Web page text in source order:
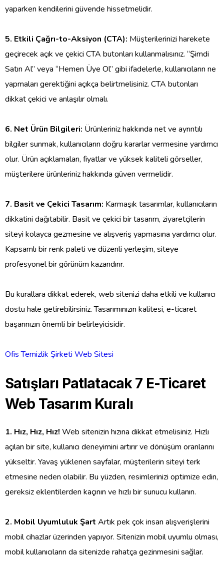
yaparken kendilerini güvende hissetmelidir.
5. Etkili Çağrı-to-Aksiyon (CTA): Müşterilerinizi harekete
geçirecek açık ve çekici CTA butonları kullanmalısınız. “Şimdi
Satın Al” veya “Hemen Üye Ol” gibi ifadelerle, kullanıcıların ne
yapmaları gerektiğini açıkça belirtmelisiniz. CTA butonları
dikkat çekici ve anlaşılır olmalı.
6. Net Ürün Bilgileri: Ürünleriniz hakkında net ve ayrıntılı
bilgiler sunmak, kullanıcıların doğru kararlar vermesine yardımcı
olur. Ürün açıklamaları, fiyatlar ve yüksek kaliteli görseller,
müşterilere ürünleriniz hakkında güven vermelidir.
7. Basit ve Çekici Tasarım: Karmaşık tasarımlar, kullanıcıların
dikkatini dağıtabilir. Basit ve çekici bir tasarım, ziyaretçilerin
siteyi kolayca gezmesine ve alışveriş yapmasına yardımcı olur.
Kapsamlı bir renk paleti ve düzenli yerleşim, siteye
profesyonel bir görünüm kazandırır.
Bu kurallara dikkat ederek, web sitenizi daha etkili ve kullanıcı
dostu hale getirebilirsiniz. Tasarımınızın kalitesi, e-ticaret
başarınızın önemli bir belirleyicisidir.
Ofis Temizlik Şirketi Web Sitesi
Satışları Patlatacak 7 E-Ticaret
Web Tasarım Kuralı
1. Hız, Hız, Hız! Web sitenizin hızına dikkat etmelisiniz. Hızlı
açılan bir site, kullanıcı deneyimini artırır ve dönüşüm oranlarını
yükseltir. Yavaş yüklenen sayfalar, müşterilerin siteyi terk
etmesine neden olabilir. Bu yüzden, resimlerinizi optimize edin,
gereksiz eklentilerden kaçının ve hızlı bir sunucu kullanın.
2. Mobil Uyumluluk Şart Artık pek çok insan alışverişlerini
mobil cihazlar üzerinden yapıyor. Sitenizin mobil uyumlu olması,
mobil kullanıcıların da sitenizde rahatça gezinmesini sağlar.